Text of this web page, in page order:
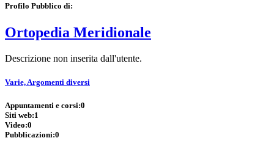
Profilo Pubblico di:
Ortopedia Meridionale
Descrizione non inserita dall'utente.
Varie, Argomenti diversi
Appuntamenti e corsi:0
Siti web:1
Video:0
Pubblicazioni:0